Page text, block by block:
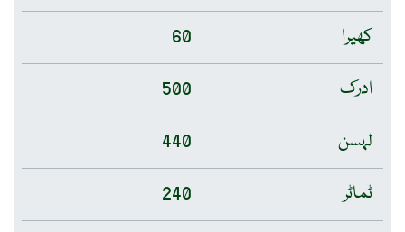
کھیرا
60
ادرک
500
لہسن
440
ٹماٹر
240